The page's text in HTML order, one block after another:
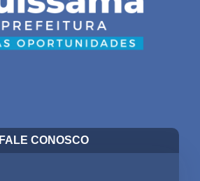
FALE CONOSCO